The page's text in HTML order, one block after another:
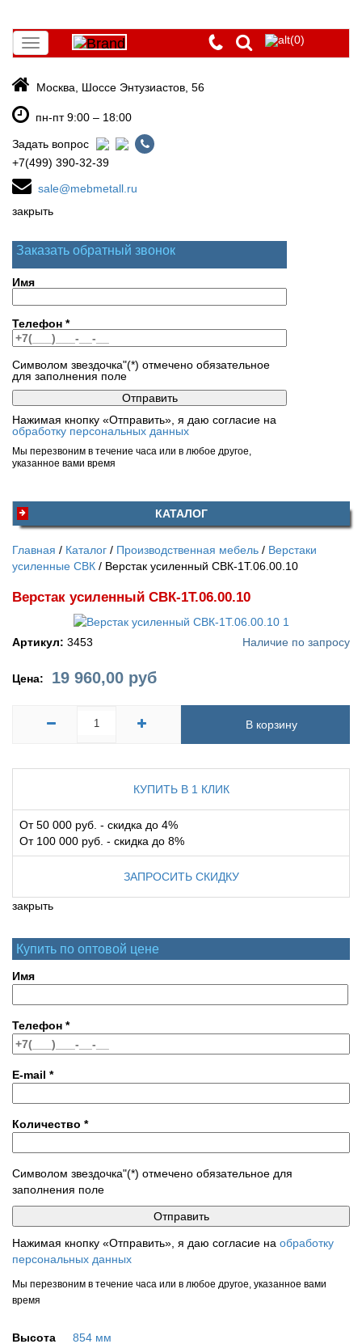
Toggle
navigation
(0)
Москва, Шоссе Энтузиастов, 56
пн-пт 9:00 – 18:00
Задать вопрос
+7(499) 390-32-39
sale@mebmetall.ru
закрыть
Заказать обратный звонок
Имя
Телефон *
Символом звездочка"(*) отмечено обязательное
для заполнения поле
Нажимая кнопку «Отправить», я даю согласие на
обработку персональных данных
Мы перезвоним в течение часа или в любое другое,
указанное вами время
КАТАЛОГ
Главная Каталог Производственная мебель
Верстаки
усиленные СВК
Верстак усиленный СВК-1Т.06.00.10
Верстак усиленный СВК-1Т.06.00.10
Артикул: 3453 Наличие по запросу
Цена: 19 960,00 руб
В корзину
КУПИТЬ В 1 КЛИК
От 50 000 руб. - скидка до 4%
От 100 000 руб. - скидка до 8%
ЗАПРОСИТЬ СКИДКУ
закрыть
Купить по оптовой цене
Имя
Телефон *
E-mail *
Количество *
Символом звездочка"(*) отмечено обязательное для
заполнения поле
Нажимая кнопку «Отправить», я даю согласие на обработку
персональных данных
Мы перезвоним в течение часа или в любое другое, указанное вами
время
Высота
854 мм